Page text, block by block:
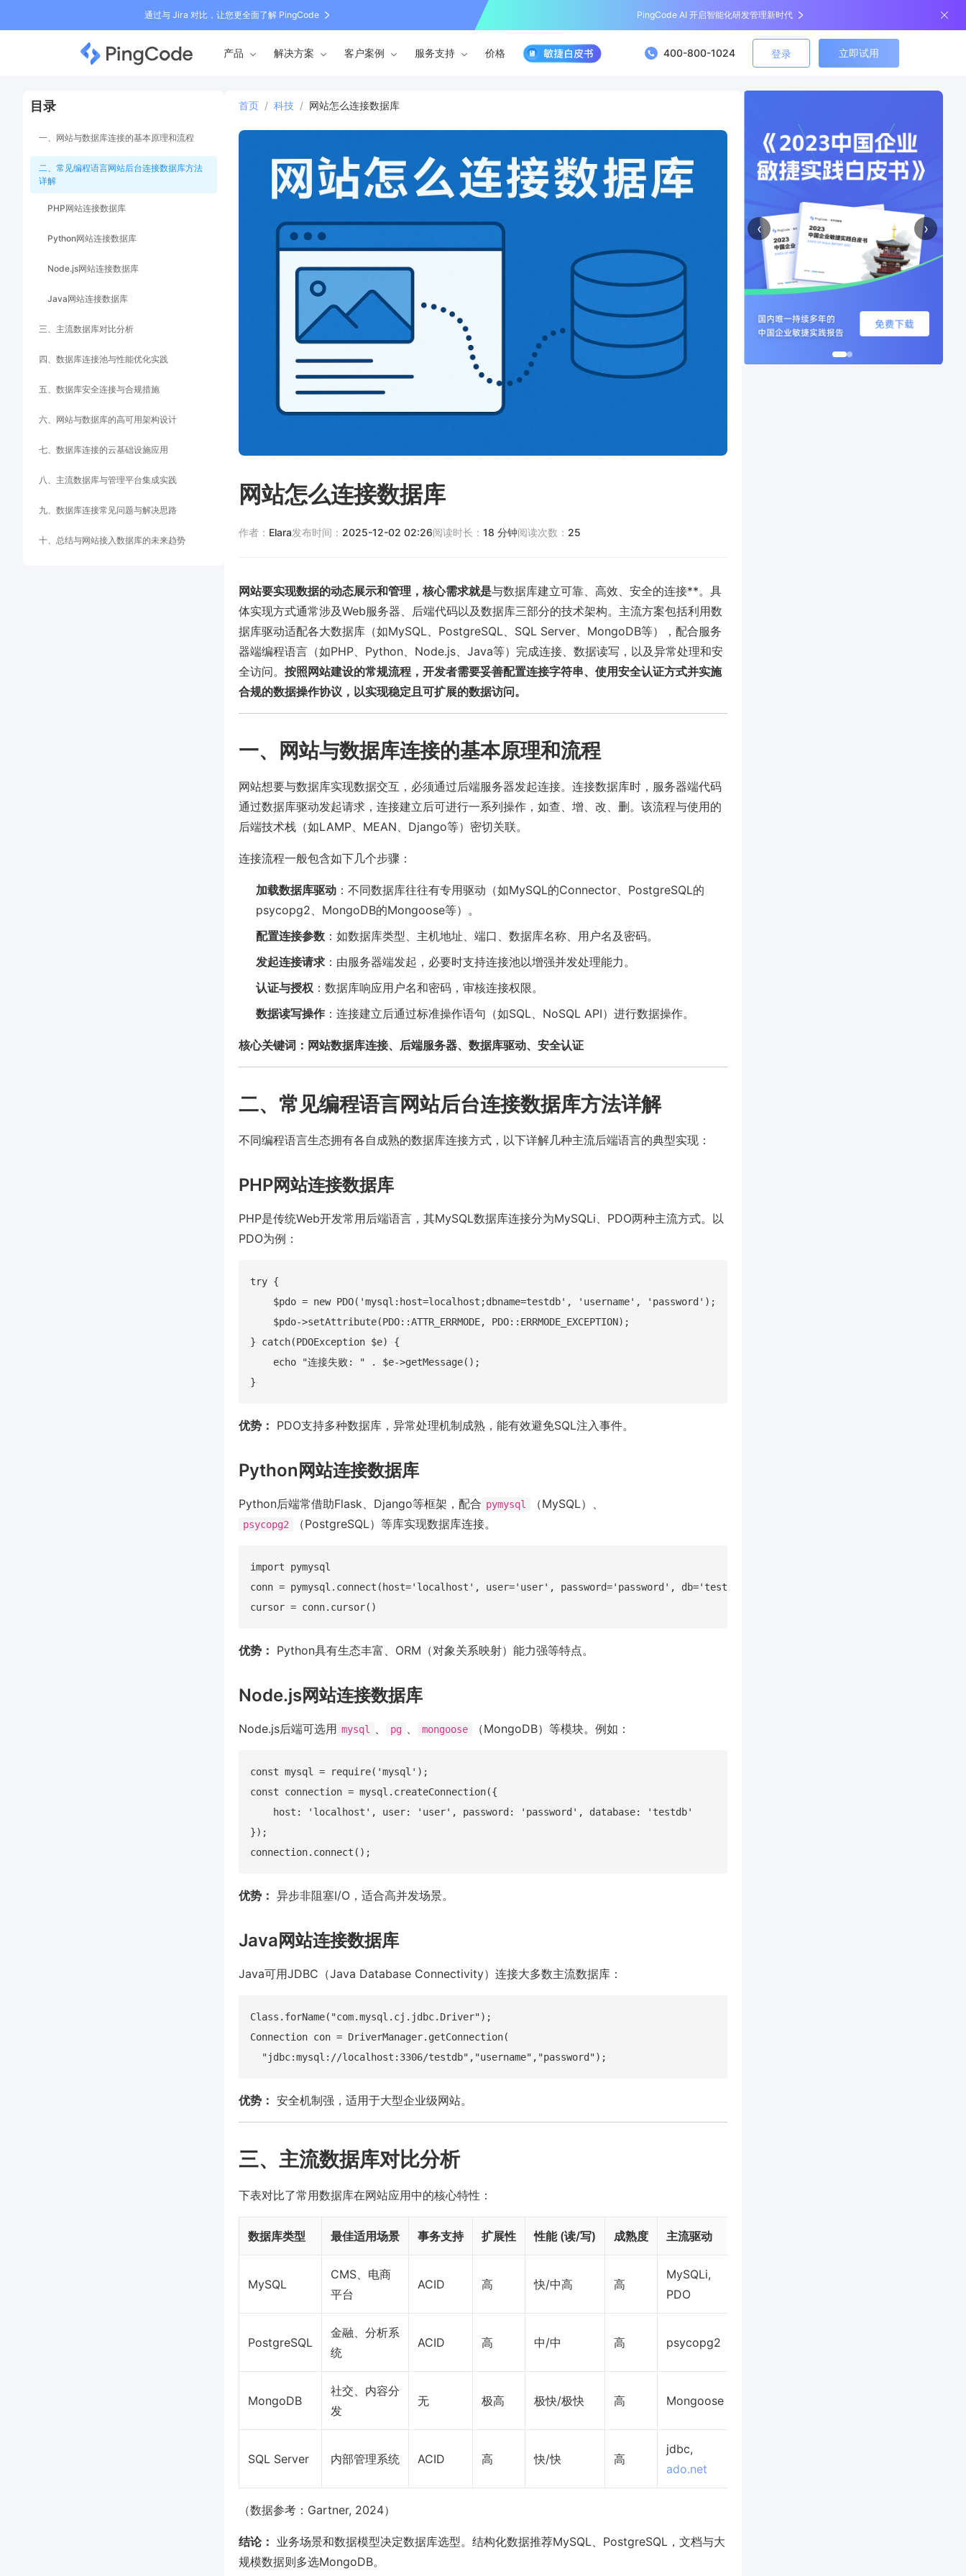
通过与 Jira 对比，让您更全面了解 PingCode PingCode AI 开启智能化研发管理新时代
产品 解决方案 客户案例 服务支持 价格 400-800-1024 登录 立即试用
目录
一、网站与数据库连接的基本原理和流程
二、常见编程语言网站后台连接数据库方法
详解
PHP网站连接数据库
Python网站连接数据库
Node.js网站连接数据库
Java网站连接数据库
三、主流数据库对比分析
四、数据库连接池与性能优化实践
五、数据库安全连接与合规措施
六、网站与数据库的高可用架构设计
七、数据库连接的云基础设施应用
八、主流数据库与管理平台集成实践
九、数据库连接常见问题与解决思路
十、总结与网站接入数据库的未来趋势
首页 / 科技 / 网站怎么连接数据库
网站怎么连接数据库
作者： Elara发布时间： 2025-12-02 02:26阅读时长： 18 分钟阅读次数： 25
网站要实现数据的动态展示和管理，核心需求就是与数据库建立可靠、高效、安全的连接**。具
体实现方式通常涉及Web服务器、后端代码以及数据库三部分的技术架构。主流方案包括利用数
据库驱动适配各大数据库（如MySQL、PostgreSQL、SQL Server、MongoDB等），配合服务
器端编程语言（如PHP、Python、Node.js、Java等）完成连接、数据读写，以及异常处理和安
全访问。 按照网站建设的常规流程，开发者需要妥善配置连接字符串、使用安全认证方式并实施
合规的数据操作协议，以实现稳定且可扩展的数据访问。
一、网站与数据库连接的基本原理和流程
网站想要与数据库实现数据交互，必须通过后端服务器发起连接。连接数据库时，服务器端代码
通过数据库驱动发起请求，连接建立后可进行一系列操作，如查、增、改、删。该流程与使用的
后端技术栈（如LAMP、MEAN、Django等）密切关联。
连接流程一般包含如下几个步骤：
加载数据库驱动 ：不同数据库往往有专用驱动（如MySQL的Connector、PostgreSQL的
psycopg2、MongoDB的Mongoose等）。
配置连接参数 ：如数据库类型、主机地址、端口、数据库名称、用户名及密码。
发起连接请求 ：由服务器端发起，必要时支持连接池以增强并发处理能力。
认证与授权 ：数据库响应用户名和密码，审核连接权限。
数据读写操作 ：连接建立后通过标准操作语句（如SQL、NoSQL API）进行数据操作。
核心关键词：网站数据库连接、后端服务器、数据库驱动、安全认证
二、常见编程语言网站后台连接数据库方法详解
不同编程语言生态拥有各自成熟的数据库连接方式，以下详解几种主流后端语言的典型实现：
PHP网站连接数据库
PHP是传统Web开发常用后端语言，其MySQL数据库连接分为MySQLi、PDO两种主流方式。以
PDO为例：
try {
    $pdo = new PDO('mysql:host=localhost;dbname=testdb', 'username', 'password');
    $pdo->setAttribute(PDO::ATTR_ERRMODE, PDO::ERRMODE_EXCEPTION);
} catch(PDOException $e) {
    echo "连接失败: " . $e->getMessage();
优势： PDO支持多种数据库，异常处理机制成熟，能有效避免SQL注入事件。
Python网站连接数据库
Python后端常借助Flask、Django等框架，配合 pymysql （MySQL）、
psycopg2 （PostgreSQL）等库实现数据库连接。
import pymysql
conn = pymysql.connect(host='localhost', user='user', password='password', db='testdb')
优势： Python具有生态丰富、ORM（对象关系映射）能力强等特点。
Node.js网站连接数据库
Node.js后端可选用 mysql 、 pg 、 mongoose （MongoDB）等模块。例如：
const mysql = require('mysql');
const connection = mysql.createConnection({
    host: 'localhost', user: 'user', password: 'password', database: 'testdb'
});
优势： 异步非阻塞I/O，适合高并发场景。
Java网站连接数据库
Java可用JDBC（Java Database Connectivity）连接大多数主流数据库：
Class.forName("com.mysql.cj.jdbc.Driver");
Connection con = DriverManager.getConnection(
优势： 安全机制强，适用于大型企业级网站。
三、主流数据库对比分析
下表对比了常用数据库在网站应用中的核心特性：
数据库类型 最佳适用场景 事务支持 扩展性 性能 (读/写) 成熟度 主流驱动
MySQL
CMS、电商
平台
ACID 高 快/中高 高
MySQLi,
PDO
PostgreSQL
金融、分析系
统
ACID 高 中/中 高 psycopg2
MongoDB
社交、内容分
发
无 极高 极快/极快 高 Mongoose
SQL Server 内部管理系统 ACID 高 快/快 高
jdbc,
ado.net
（数据参考：Gartner, 2024）
结论： 业务场景和数据模型决定数据库选型。结构化数据推荐MySQL、PostgreSQL，文档与大
规模数据则多选MongoDB。
‹ ›